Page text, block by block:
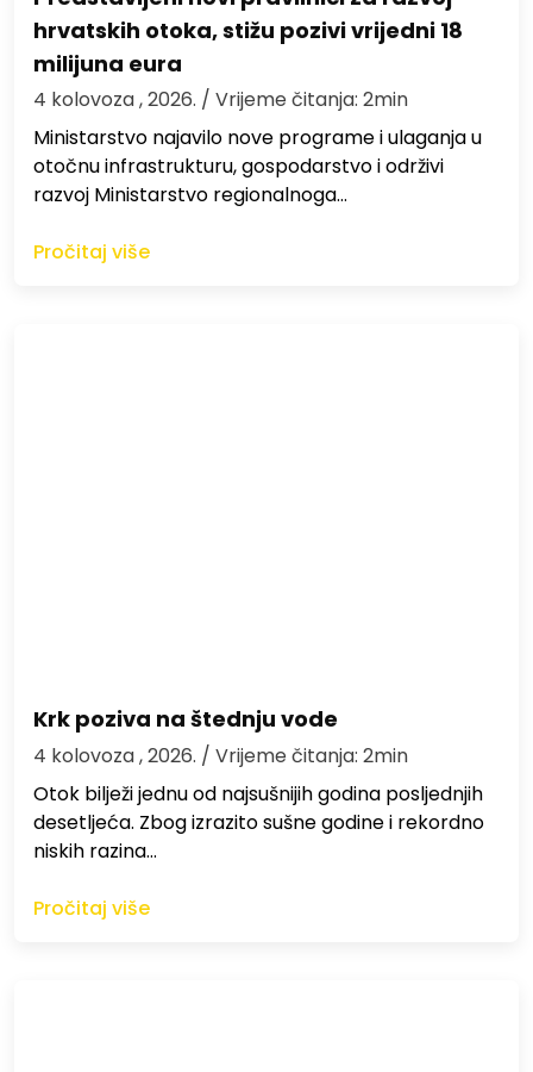
hrvatskih otoka, stižu pozivi vrijedni 18
milijuna eura
4 kolovoza , 2026. / Vrijeme čitanja: 2min
Ministarstvo najavilo nove programe i ulaganja u
otočnu infrastrukturu, gospodarstvo i održivi
razvoj Ministarstvo regionalnoga…
Pročitaj više
Krk poziva na štednju vode
4 kolovoza , 2026. / Vrijeme čitanja: 2min
Otok bilježi jednu od najsušnijih godina posljednjih
desetljeća. Zbog izrazito sušne godine i rekordno
niskih razina…
Pročitaj više